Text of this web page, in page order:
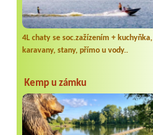
4L chaty se soc.zažízením + kuchyňka,
karavany, stany, přímo u vody..
Kemp u zámku